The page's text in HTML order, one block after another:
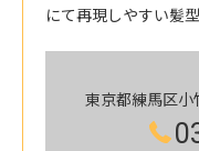
にて再現しやすい髪
東京都練馬区